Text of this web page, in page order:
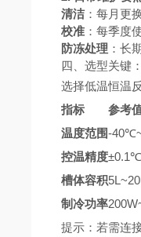
清洁：每月更
校准 ：每季度
防冻处理 ：长
四、选型关键
选择低温恒温
指标
参考
温度范围-
控温精度±0.1℃
槽体容积
制冷功率
提示：若需连